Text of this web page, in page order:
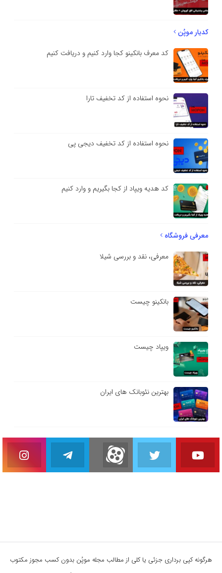
کدیار موپُن
کد معرف بانکینو کجا وارد کنیم و دریافت کنیم
نحوه استفاده از کد تخفیف تارا
نحوه استفاده از کد تخفیف دیجی پی
کد هدیه ویپاد از کجا بگیریم و وارد کنیم
معرفی فروشگاه
معرفی، نقد و بررسی شیلا
بانکینو چیست
ویپاد چیست
بهترین نئوبانک های ایران
هرگونه کپی برداری جزئی یا کلی از مطالب مجله موپُن بدون کسب مجوز مکتوب